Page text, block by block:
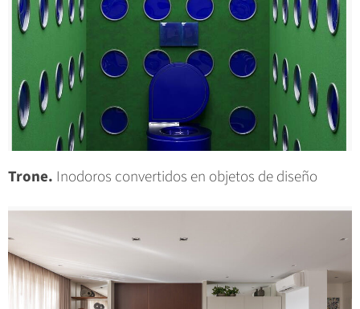
Trone. Inodoros convertidos en objetos de diseño